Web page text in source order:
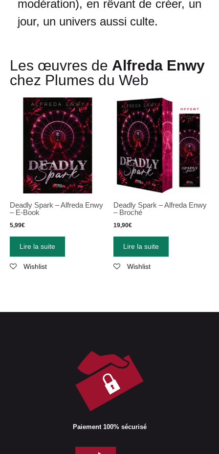
modération), en rêvant de créer, un
jour, un univers aussi culte.
Les œuvres de Alfreda Enwy
chez Plumes du Web
Deadly Spark – Alfreda Enwy
– E-Book
5,99€
Lire la suite
Wishlist
Deadly Spark – Alfreda Enwy
– Broché
19,90€
Lire la suite
Wishlist
Paiement 100% sécurisé